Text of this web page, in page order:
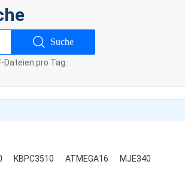
Suche
pro Tag.
KBPC3510 ATMEGA16 MJE340